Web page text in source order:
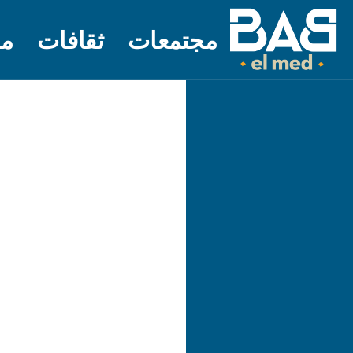
مجتمعات ثقافات